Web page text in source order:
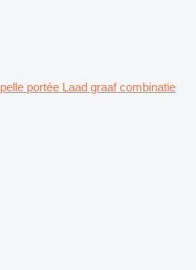
pelle portée Laad graaf combinatie